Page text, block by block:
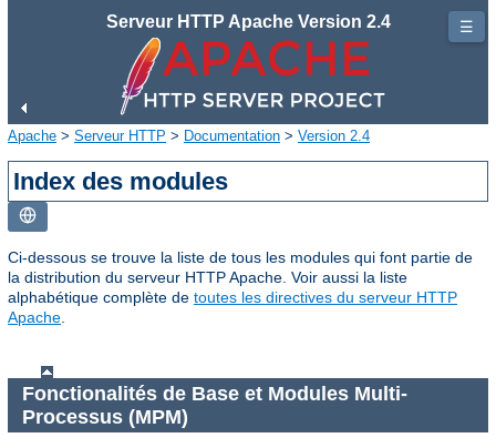
Serveur HTTP Apache Version 2.4
Apache > Serveur HTTP > Documentation > Version 2.4
Index des modules
Ci-dessous se trouve la liste de tous les modules qui font partie de
la distribution du serveur HTTP Apache. Voir aussi la liste
alphabétique complète de toutes les directives du serveur HTTP
Apache
Fonctionalités de Base et Modules Multi-
Processus (MPM)
☰